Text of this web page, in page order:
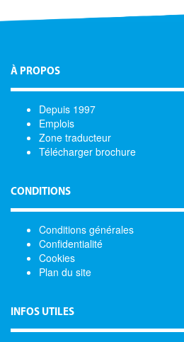
À PROPOS
Depuis 1997
Emplois
Zone traducteur
Télécharger brochure
CONDITIONS
Conditions générales
Confidentialité
Cookies
Plan du site
INFOS UTILES